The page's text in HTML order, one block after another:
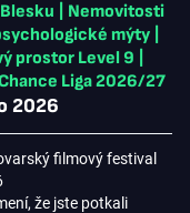
Nemovitosti
mýty
prostor Level 9
Liga 2026/27
2026
filmový festival
že jste potkali